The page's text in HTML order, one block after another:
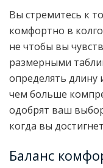
Вы стремитесь к
комфортно в
не чтобы вы
размерными
определять длину
чем больше
одобрят ваш
когда вы
Баланс